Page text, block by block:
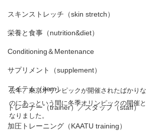
スキンストレッチ（skin stretch）
栄養と食事（nutrition&diet）
Conditioning＆Mentenance
サプリメント（supplement）
アイテム（item）
トレーナー（trainer）／スタッフ（staff）
加圧トレーニング（KAATU training）
去年、東京オリンピックが開催されたばかりな
のにあっという間に冬季オリンピックの開催と
なりました。